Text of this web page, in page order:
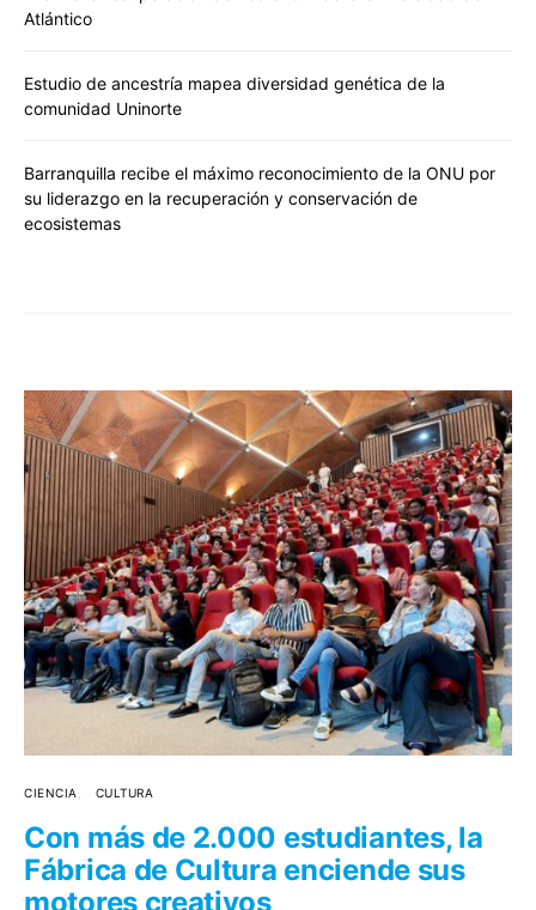
Atlántico
Estudio de ancestría mapea diversidad genética de la
comunidad Uninorte
Barranquilla recibe el máximo reconocimiento de la ONU por
su liderazgo en la recuperación y conservación de
ecosistemas
CIENCIA CULTURA
Con más de 2.000 estudiantes, la
Fábrica de Cultura enciende sus
motores creativos